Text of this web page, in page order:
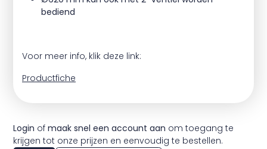
bediend
Voor meer info, klik deze link:
Productfiche
Login of maak snel een account aan om toegang te
krijgen tot onze prijzen en eenvoudig te bestellen.